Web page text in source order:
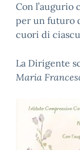
Con l’augurio
per un futuro
cuori di
La Dirigente
Maria